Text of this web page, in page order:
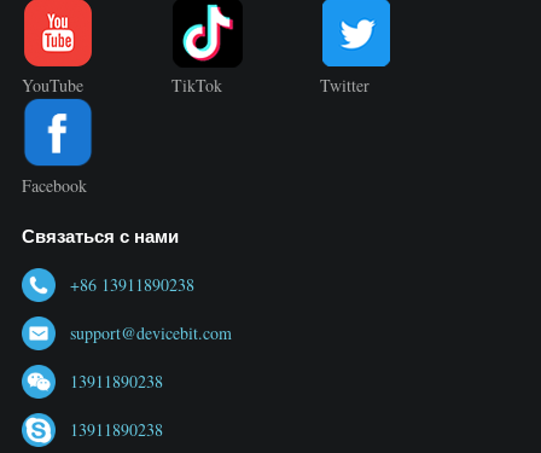
YouTube TikTok Twitter
Facebook
Связаться с нами
+86 13911890238
support@devicebit.com
13911890238
13911890238